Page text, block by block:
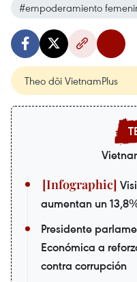
#empoderamiento
Theo dõi VietnamPlus
aumentan un
Presidente
Económica a
contra corrupción